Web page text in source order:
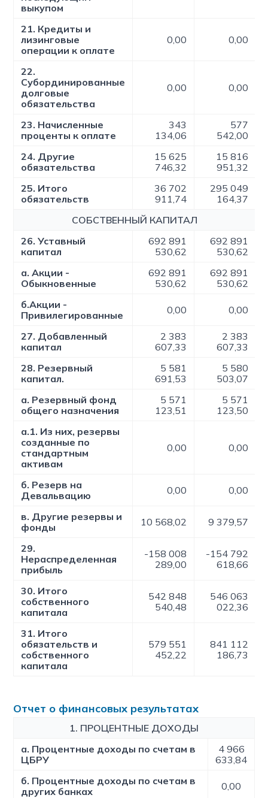
выкупом
21. Кредиты и
лизинговые
операции к оплате
0,00 0,00
22.
Субординированные
долговые
обязательства
0,00 0,00
23. Начисленные
проценты к оплате
343
134,06
577
542,00
24. Другие
обязательства
15 625
746,32
15 816
951,32
25. Итого
обязательств
36 702
911,74
295 049
164,37
СОБСТВЕННЫЙ КАПИТАЛ
26. Уставный
капитал
692 891
530,62
692 891
530,62
а. Акции -
Обыкновенные
692 891
530,62
692 891
530,62
б.Акции -
Привилегированные
0,00 0,00
27. Добавленный
капитал
2 383
607,33
2 383
607,33
28. Резервный
капитал.
5 581
691,53
5 580
503,07
а. Резервный фонд
общего назначения
5 571
123,51
5 571
123,50
а.1. Из них, резервы
созданные по
стандартным
активам
0,00 0,00
б. Резерв на
Девальвацию
0,00 0,00
в. Другие резервы и
фонды
10 568,02 9 379,57
29.
Нераспределенная
прибыль
-158 008
289,00
-154 792
618,66
30. Итого
собственного
капитала
542 848
540,48
546 063
022,36
31. Итого
обязательств и
собственного
капитала
579 551
452,22
841 112
186,73
Отчет о финансовых результатах
1. ПРОЦЕНТНЫЕ ДОХОДЫ
a. Процентные доходы по счетам в
ЦБРУ
4 966
633,84
б. Процентные доходы по счетам в
других банках
0,00